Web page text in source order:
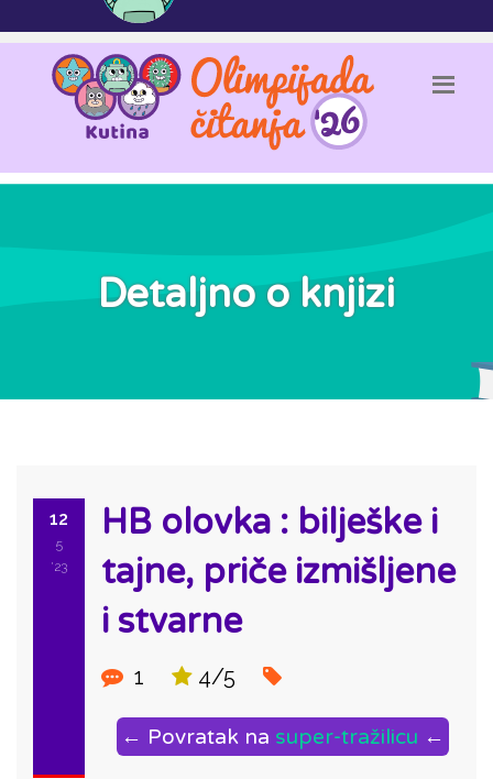
Detaljno o knjizi
12
5
'23
HB olovka : bilješke i
tajne, priče izmišljene
i stvarne
1 4/5
← Povratak na super-tražilicu ←